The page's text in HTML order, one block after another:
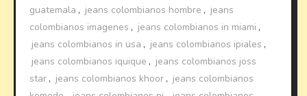
guatemala , jeans colombianos hombre , jeans
colombianos imagenes , jeans colombianos in miami ,
jeans colombianos in usa , jeans colombianos ipiales ,
jeans colombianos iquique , jeans colombianos joss
star , jeans colombianos khoor , jeans colombianos